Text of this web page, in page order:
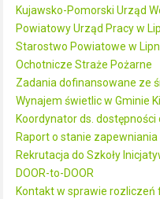
Kujawsko-Pomorski Urząd
Powiatowy Urząd Pracy w
Starostwo Powiatowe w
Ochotnicze Straże Pożarne
Zadania dofinansowane ze
Wynajem świetlic w Gminie
Koordynator ds.
Raport o stanie
Rekrutacja do Szkoły
DOOR-to-DOOR
Kontakt w sprawie rozliczeń